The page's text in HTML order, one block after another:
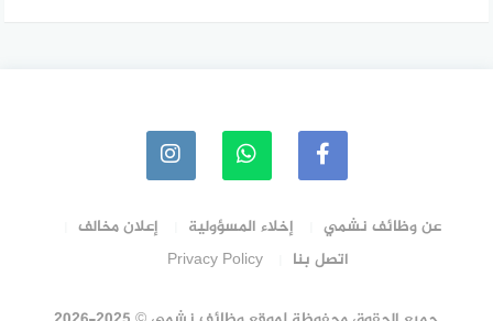
عن وظائف نشمي إخلاء المسؤولية
إعلان مخالف
اتصل بنا
Privacy Policy